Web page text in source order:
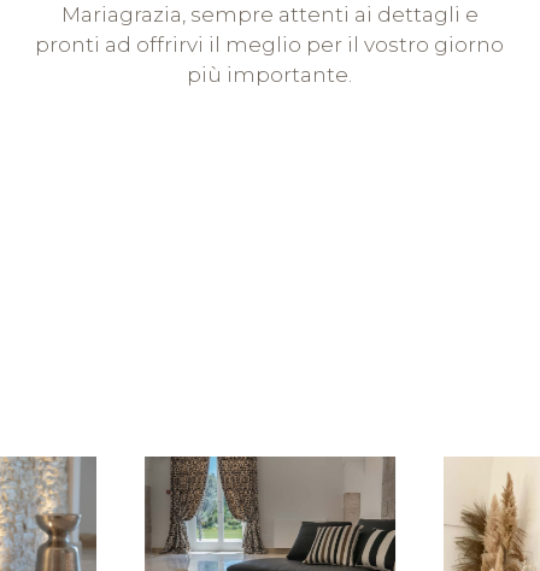
Mariagrazia, sempre attenti ai dettagli e
pronti ad offrirvi il meglio per il vostro giorno
più importante.